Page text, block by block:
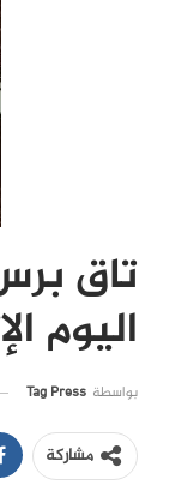
تاق
اليوم الإثنين
بواسطة Tag Press
مشاركة